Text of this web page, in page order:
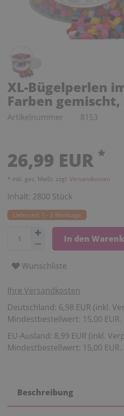
XL-Bügelperlen
Farben gemischt,
Artikelnummer 8153
26,99 EUR *
* inkl. ges. MwSt. zzgl. Versandkosten
Inhalt: 2800 Stück
Lieferzeit: 1 - 3 Werktage
In den
Wunschliste
Ihre Versandkosten
Deutschland: 6,98 EUR (inkl.
Mindestbestellwert: 15,00 EUR.
EU-Ausland: 8,99 EUR (inkl.
Mindestbestellwert: 15,00 EUR.
Beschreibung